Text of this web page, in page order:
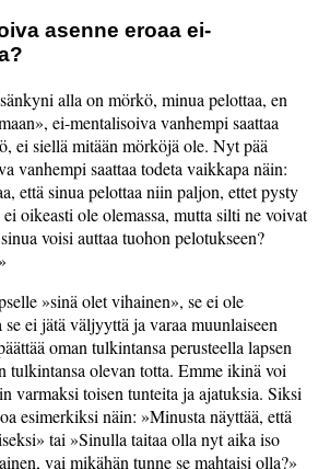
asenne eroaa ei-
sänkyni alla on mörkö, minua pelottaa, en
, ei-mentalisoiva vanhempi saattaa
ei siellä mitään mörköjä ole. Nyt pää
vanhempi saattaa todeta vaikkapa näin:
että sinua pelottaa niin paljon, ettet pysty
oikeasti ole olemassa, mutta silti ne voivat
voisi auttaa tuohon pelotukseen?
sinä olet vihainen , se ei ole
ei jätä väljyyttä ja varaa muunlaiseen
oman tulkintansa perusteella lapsen
tulkintansa olevan totta. Emme ikinä voi
varmaksi toisen tunteita ja ajatuksia. Siksi
esimerkiksi näin:
Minusta näyttää, että
tai
Sinulla taitaa olla nyt aika iso
vai mikähän tunne se mahtaisi olla?